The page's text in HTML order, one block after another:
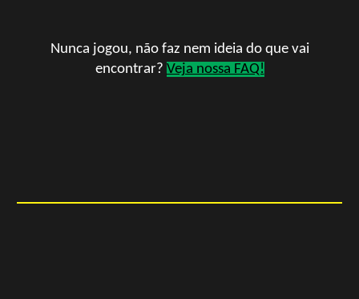
Nunca jogou, não faz nem ideia do que vai
encontrar? Veja nossa FAQ!